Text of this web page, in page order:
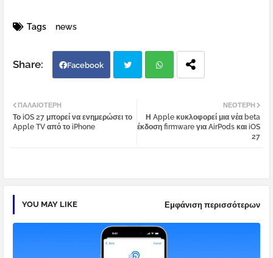
Tags news
Facebook
tter atsa
ΝΕΌΤΕΡΗ
Η Apple κυκλοφορεί μια νέα beta
έκδοση firmware για AirPods και iOS
27
ΠΑΛΑΙΌΤΕΡΗ
Το iOS 27 μπορεί να ενημερώσει το
Apple TV από το iPhone
YOU MAY LIKE Εμφάνιση περισσότερων